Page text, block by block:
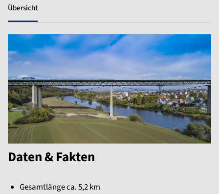
Übersicht
Daten & Fakten
Gesamtlänge ca. 5,2 km